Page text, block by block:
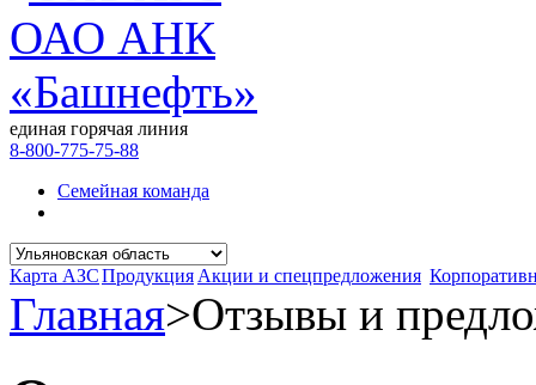
единая горячая линия
8-800-775-75-88
Семейная команда
Карта АЗСПродукция Акции и спецпредложения
Главная>Отзывы и